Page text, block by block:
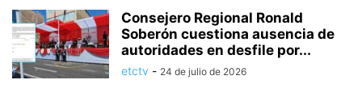
Consejero Regional Ronald
Soberón cuestiona ausencia de
autoridades en desfile por...
etctv - 24 de julio de 2026